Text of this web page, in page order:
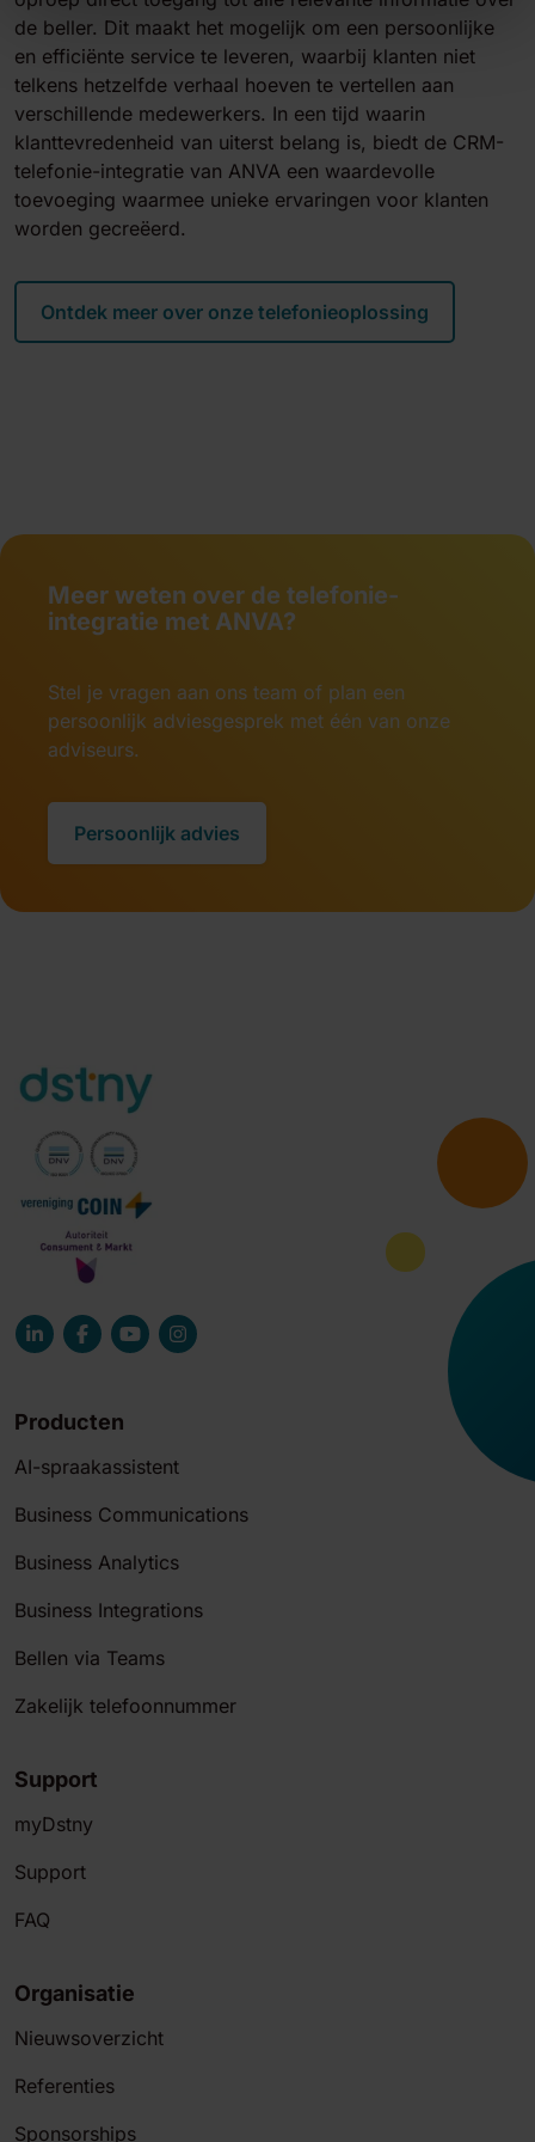
de beller. Dit maakt het mogelijk om een persoonlijke
en efficiënte service te leveren, waarbij klanten niet
telkens hetzelfde verhaal hoeven te vertellen aan
verschillende medewerkers. In een tijd waarin
klanttevredenheid van uiterst belang is, biedt de CRM-
telefonie-integratie van ANVA een waardevolle
toevoeging waarmee unieke ervaringen voor klanten
worden gecreëerd.
Ontdek meer over onze telefonieoplossing
Meer weten over de telefonie-
integratie met ANVA?
Stel je vragen aan ons team of plan een
persoonlijk adviesgesprek met één van onze
adviseurs.
Persoonlijk advies
Producten
AI-spraakassistent
Business Communications
Business Analytics
Business Integrations
Bellen via Teams
Zakelijk telefoonnummer
Support
myDstny
Support
FAQ
Organisatie
Nieuwsoverzicht
Referenties
Sponsorships